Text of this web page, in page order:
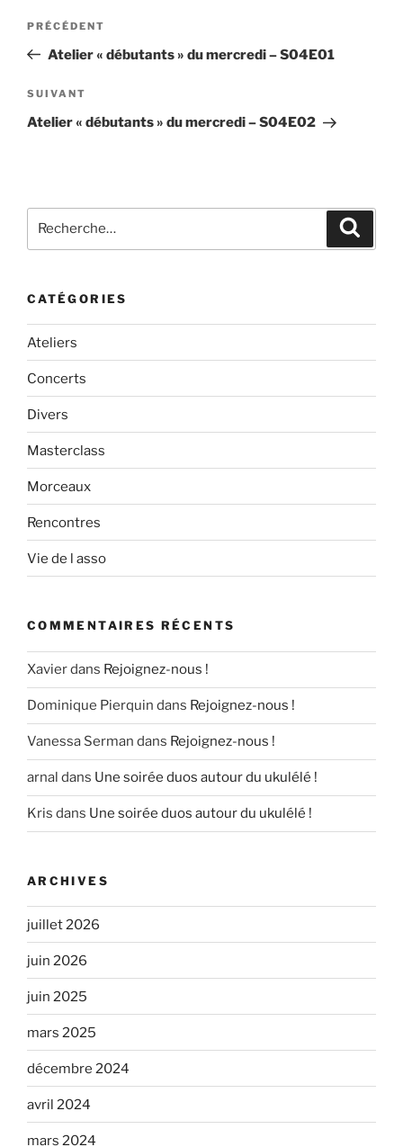
Navigation
l’article
Article
précédent
PRÉCÉDENT
Atelier « débutants » du mercredi – S04E01
Article
suivant
SUIVANT
Atelier « débutants » du mercredi – S04E02
pour
CATÉGORIES
Ateliers
Concerts
Divers
Masterclass
Morceaux
Rencontres
Vie de l asso
COMMENTAIRES RÉCENTS
Xavierdans Rejoignez-nous !
Dominique Pierquin dans Rejoignez-nous !
Vanessa Serman dans Rejoignez-nous !
arnal dans Une soirée duos autour du ukulélé !
Kris dans Une soirée duos autour du ukulélé !
ARCHIVES
juillet 2026
juin 2026
juin 2025
mars 2025
décembre 2024
avril 2024
mars 2024